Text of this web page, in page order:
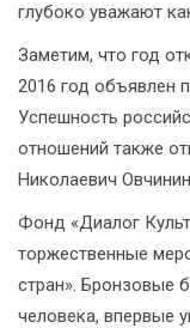
глубоко уважают
Заметим, что год
2016 год объявлен
Успешность
отношений также
Николаевич
Фонд «Диалог
торжественные
стран». Бронзовые
человека, впервые